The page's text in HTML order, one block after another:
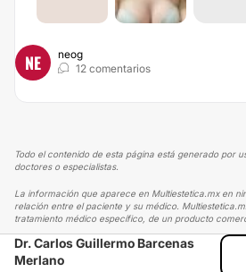
NE
neog
12 comentarios
Todo el contenido de esta página está generado por
doctores o especialistas.
La información que aparece en Multiestetica.mx en
relación entre el paciente y su médico.
tratamiento médico específico, de un producto
Dr. Carlos Guillermo Barcenas
Merlano
MULTIESTETICA
EXPERIENCIAS
EXPERIENCIAS SOBRE ABDOMINOPLASTIA